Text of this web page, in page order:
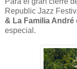
Republic Jazz
& La Familia André
especial.